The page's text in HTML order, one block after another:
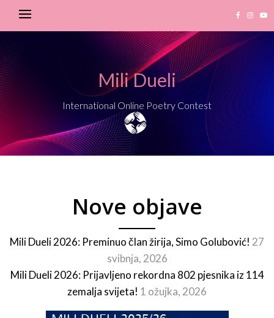
Mili Dueli
International Online Poetry Contest
Nove objave
Mili Dueli 2026: Preminuo član žirija, Simo Golubović! 27
svibnja, 2026
Mili Dueli 2026: Prijavljeno rekordna 802 pjesnika iz 114
zemalja svijeta! 1 ožujka, 2026